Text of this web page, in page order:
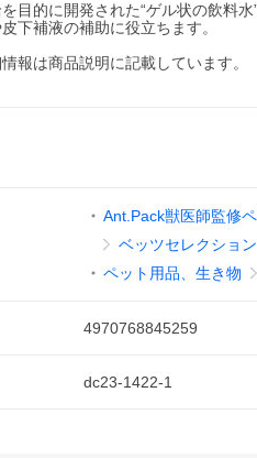
目的に開発された“ゲル状の飲料水”
下補液の補助に役立ちます。
報は商品説明に記載しています。
Ant.Pack獣医師監修
ベッツセレクショ
ペット用品、生き物
4970768845259
dc23-1422-1